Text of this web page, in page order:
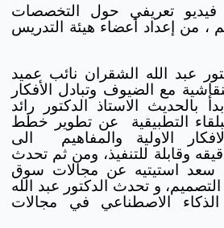
تعريفي حول التخصصات
من إعداد أعضاء هيئة التدريس
عبد الله الشقران نائب عميد
مع الضيوف وتبادل الأفكار
بالحديث الاستاذ الدكتور رائد
التطبيقية عن تطوير خطط
الاولية والمفاهيم الى
وقابلة للتنفيذ، ومن ثم تحدث
سعد استيتيه عن مجالات سوق
و تحدث الدكتور عبد الله
الاصطناعي في مجالات